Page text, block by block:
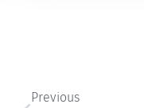
Previous